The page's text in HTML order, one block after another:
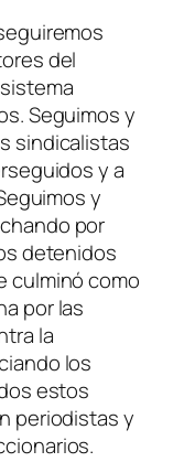
del
Seguimos y
sindicalistas
y a
y
por
detenidos
culminó como
por las
la
los
estos
periodistas y